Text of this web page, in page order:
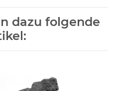
dazu folgende